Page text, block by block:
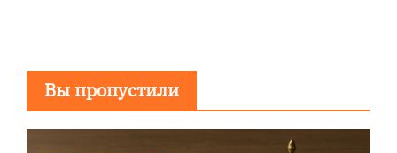
Вы пропустили